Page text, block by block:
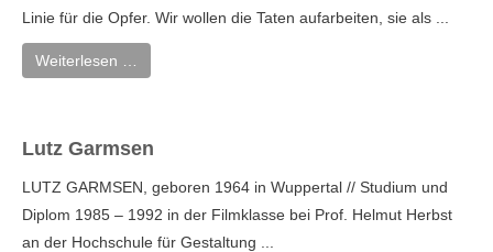
Linie für die Opfer. Wir wollen die Taten aufarbeiten, sie als ...
Weiterlesen …
Lutz Garmsen
LUTZ GARMSEN, geboren 1964 in Wuppertal // Studium und
Diplom 1985 – 1992 in der Filmklasse bei Prof. Helmut Herbst
an der Hochschule für Gestaltung ...